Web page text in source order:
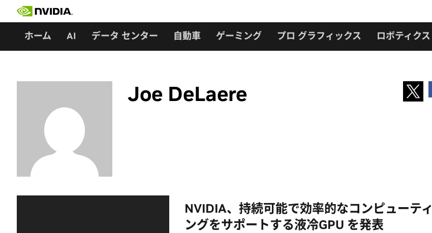
ホーム AI データ センター 自動車 ゲーミング プロ グラフィックス ロボティクス
Joe DeLaere
NVIDIA、持続可能で効率的なコンピューティ
ングをサポートする液冷GPU を発表